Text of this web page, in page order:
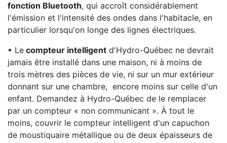
fonction Bluetooth, qui accroît considérablement
l'émission et l'intensité des ondes dans l'habitacle, en
particulier lorsqu'on longe des lignes électriques.
• Le compteur intelligent d'Hydro-Québec ne devrait
jamais être installé dans une maison, ni à moins de
trois mètres des pièces de vie, ni sur un mur extérieur
donnant sur une chambre, encore moins sur celle d'un
enfant. Demandez à Hydro-Québec de le remplacer
par un compteur « non communicant ». À tout le
moins, couvrir le compteur intelligent d'un capuchon
de moustiquaire métallique ou de deux épaisseurs de